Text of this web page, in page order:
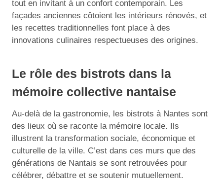
tout en invitant à un confort contemporain. Les
façades anciennes côtoient les intérieurs rénovés, et
les recettes traditionnelles font place à des
innovations culinaires respectueuses des origines.
Le rôle des bistrots dans la
mémoire collective nantaise
Au-delà de la gastronomie, les bistrots à Nantes sont
des lieux où se raconte la mémoire locale. Ils
illustrent la transformation sociale, économique et
culturelle de la ville. C’est dans ces murs que des
générations de Nantais se sont retrouvées pour
célébrer, débattre et se soutenir mutuellement.